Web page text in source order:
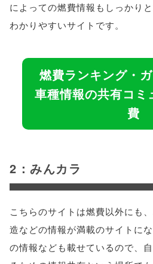
によっての燃費情報もしっかり
わかりやすいサイトです。
燃費ランキング・
車種情報の共有コ
費
2：みんカラ
こちらのサイトは燃費以外にも
造などの情報が満載のサイトに
の情報なども載せているので、